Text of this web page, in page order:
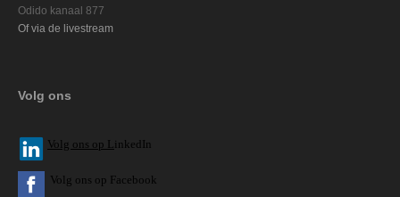
Odido kanaal 877
Of via de livestream
Volg ons
Volg ons op L inkedIn
Volg ons op Facebook